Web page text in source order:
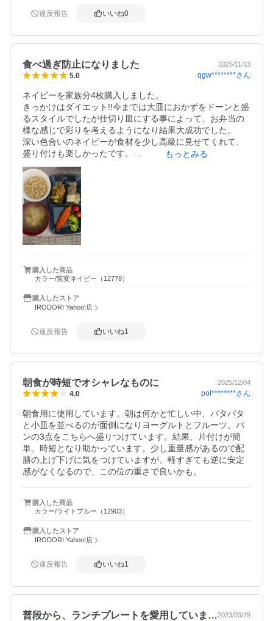
違反報告 いいね0
食べ過ぎ防止になりました 2025/11/13
5.0 qgw********さん
ネイビーを家族分4枚購入しました。
きっかけはダイエット!!今までは大皿におかずをドーンと盛
るスタイルでしたが仕切り皿にする事によって、お弁当の
様な感じで彩りを考えるようになり結果大成功でした。
深い色合いのネイビーが食材を少し高級に見せてくれて、
盛り付けも楽しかったです。
今後も食べすぎ防止に愛用して行きます。
もっとみる
購入した商品
カラー/窯変ネイビー（12778）
購入したストア
IRODORI Yahoo!店
違反報告 いいね1
朝食が時短でオシャレなものに 2025/12/04
4.0 pol********さん
朝食用に使用しています。朝は何かと忙しい中、バタバタ
と小皿を並べるのが面倒になりヨーグルトとフルーツ、パ
ンの3点をこちらへ盛りつけています。結果、片付けが簡
単、時短となり助かっています。少し重量感があるので配
膳の上げ下げに気をつけていますが、軽すぎても逆に安定
感がなくなるので、この位の重さで良いかも。
購入した商品
カラー/ライトブルー（12903）
購入したストア
IRODORI Yahoo!店
違反報告 いいね1
普段から、ランチプレートを愛用していま…2023/03/29